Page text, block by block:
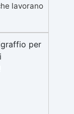
lavorano
o
con i filtri
A1